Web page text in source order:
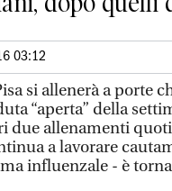
03:12
si allenerà a porte
“aperta” della
due allenamenti
a lavorare
influenzale - è